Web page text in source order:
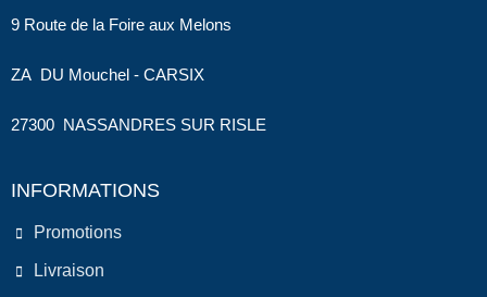
9 Route de la Foire aux Melons
ZA DU Mouchel - CARSIX
27300 NASSANDRES SUR RISLE
INFORMATIONS
Promotions
Livraison